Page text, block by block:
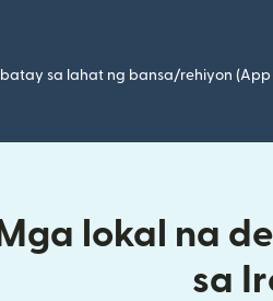
sa lahat ng bansa/rehiyon
Mga lokal na
sa